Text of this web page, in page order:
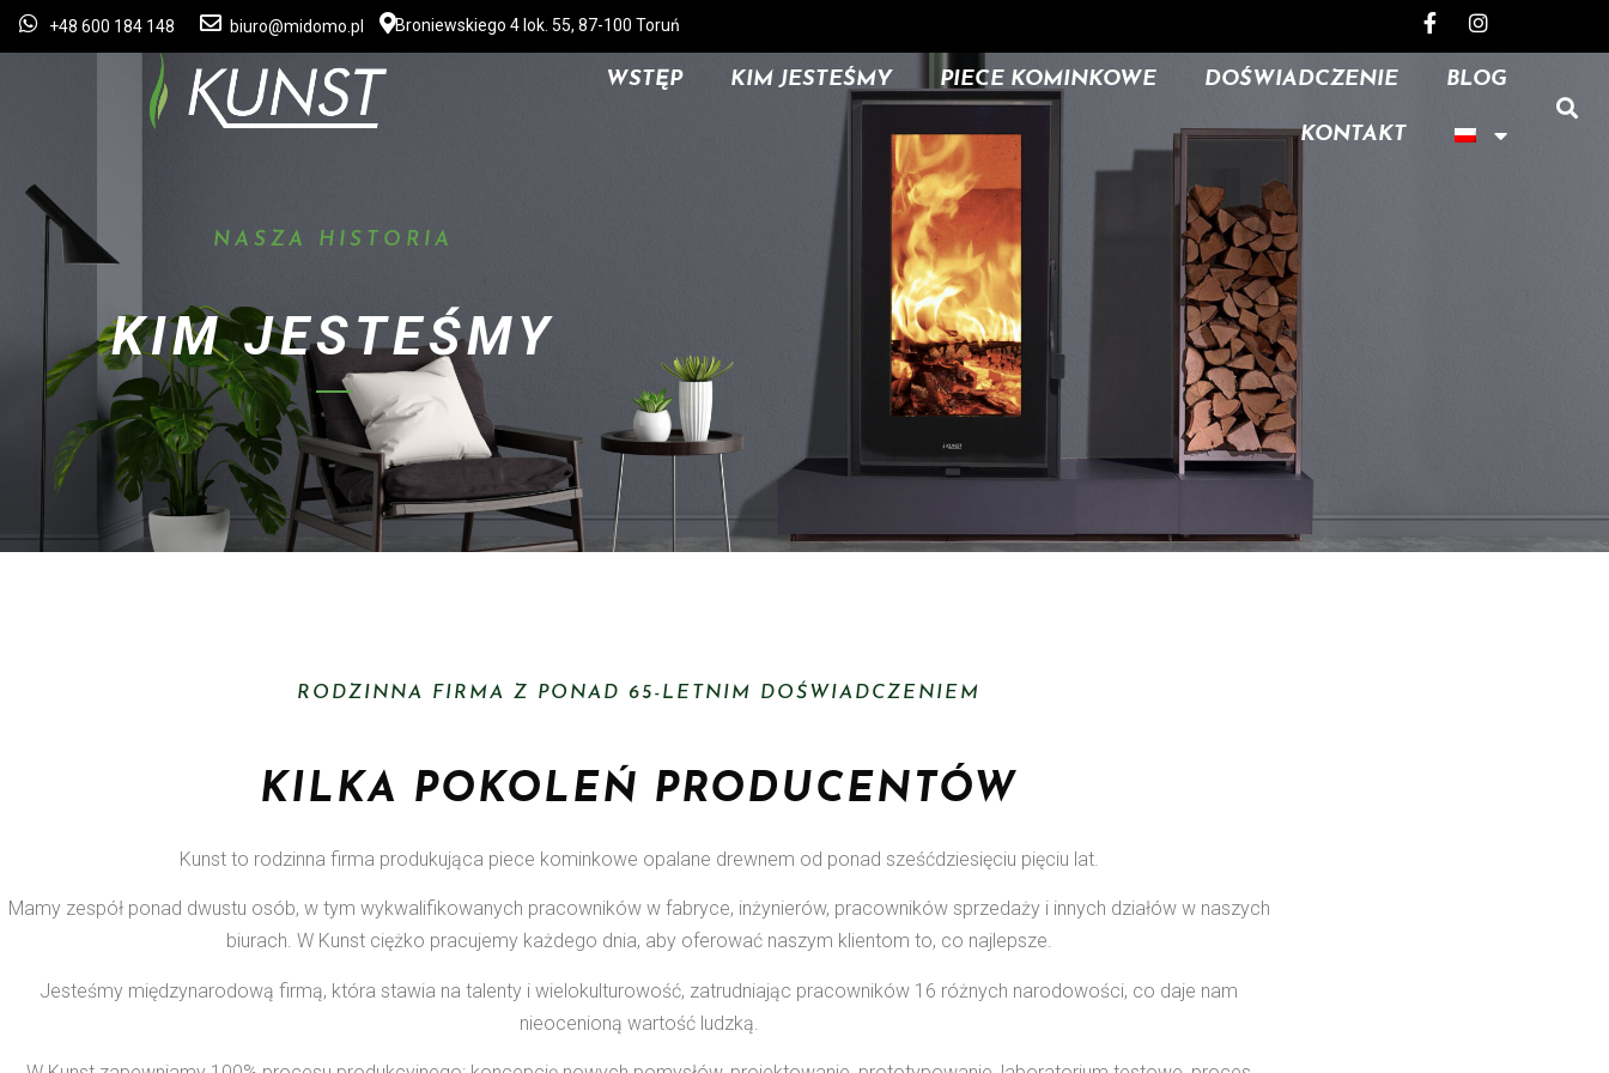
+48 600 184 148 biuro@midomo.pl Broniewskiego 4 lok. 55, 87-100 Toruń
WSTĘP KIM JESTEŚMY PIECE KOMINKOWE DOŚWIADCZENIE BLOG
KONTAKT
NASZA HISTORIA
KIM JESTEŚMY
RODZINNA FIRMA Z PONAD 65-LETNIM DOŚWIADCZENIEM
KILKA POKOLEŃ PRODUCENTÓW
Kunst to rodzinna firma produkująca piece kominkowe opalane drewnem od ponad sześćdziesięciu pięciu lat.
Mamy zespół ponad dwustu osób, w tym wykwalifikowanych pracowników w fabryce, inżynierów, pracowników sprzedaży i innych działów w naszych
biurach. W Kunst ciężko pracujemy każdego dnia, aby oferować naszym klientom to, co najlepsze.
Jesteśmy międzynarodową firmą, która stawia na talenty i wielokulturowość, zatrudniając pracowników 16 różnych narodowości, co daje nam
nieocenioną wartość ludzką.